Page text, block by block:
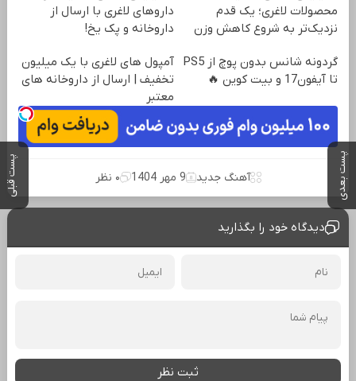
پست بعدی پست قبلی
محصولات لاغری؛ یک قدم
نزدیک‌تر به شروع کاهش وزن
داروهای لاغری با ارسال از
داروخانه و پک یخ!
گردونه شانس بدون پوچ از PS5
تا آیفون17 و بیت کوین 🔥
آمپول های لاغری با یک میلیون
تخفیف | ارسال از داروخانه های
معتبر
آهنگ جدید 9 مهر 1404 ۰ نظر
دیدگاه خود را بگذارید
ثبت نظر